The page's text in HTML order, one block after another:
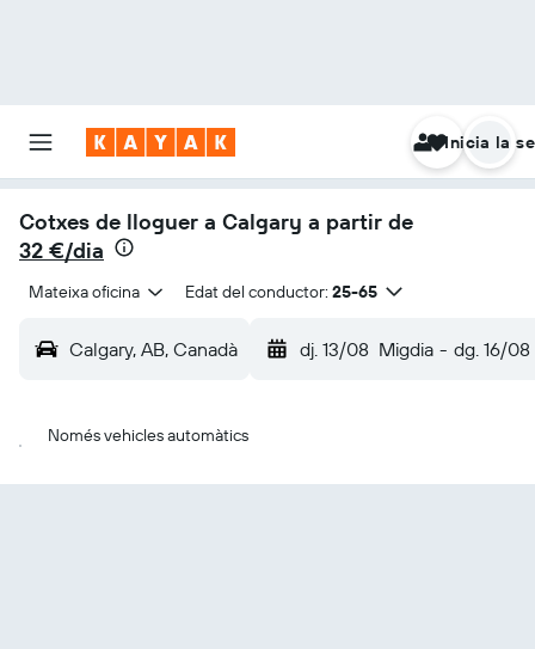
Inicia la
Cotxes de lloguer a Calgary a partir de
32 €/dia
Mateixa oficina Edat del conductor: 25-65
Calgary, AB, Canadà dj. 13/08 Migdia - dg. 16/08
Només vehicles automàtics